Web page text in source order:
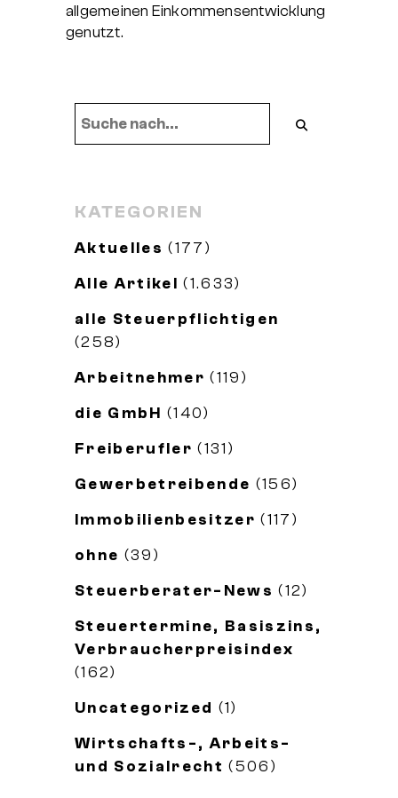
allgemeinen Einkommensentwicklung
genutzt.
KATEGORIEN
Aktuelles (177)
Alle Artikel (1.633)
alle Steuerpflichtigen
(258)
Arbeitnehmer (119)
die GmbH (140)
Freiberufler (131)
Gewerbetreibende (156)
Immobilienbesitzer (117)
ohne (39)
Steuerberater-News (12)
Steuertermine, Basiszins,
Verbraucherpreisindex
(162)
Uncategorized (1)
Wirtschafts-, Arbeits-
und Sozialrecht (506)